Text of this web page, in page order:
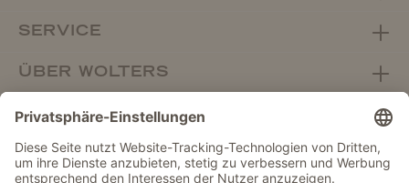
SERVICE
ÜBER WOLTERS
FACHHANDEL
Vertrag widerrufen